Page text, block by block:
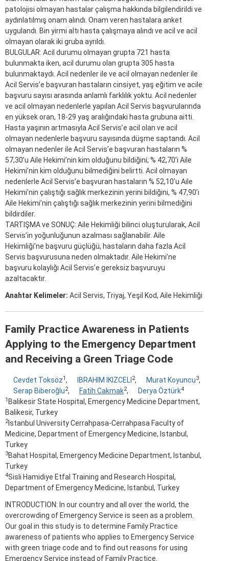
patolojisi olmayan hastalar çalışma hakkında bilgilendirildi ve
aydınlatılmış onam alındı. Onam veren hastalara anket
uygulandı. Bin yirmi altı hasta çalışmaya alındı ve acil ve acil
olmayan olarak iki gruba ayrıldı.
BULGULAR: Acil durumu olmayan grupta 721 hasta
bulunmakta iken, acil durumu olan grupta 305 hasta
bulunmaktaydı. Acil nedenler ile ve acil olmayan nedenler ile
Acil Servis’e başvuran hastaların cinsiyet, yaş eğitim ve acile
başvuru sayısı arasında anlamlı farklılık yoktu. Acil nedenler
ve acil olmayan nedenlerle yapılan Acil Servis başvurularında
en yüksek oran, 18-29 yaş aralığındaki hasta grubuna aitti.
Hasta yaşının artmasıyla Acil Servis’e acil olan ve acil
olmayan nedenlerle başvuru sayısında düşme saptandı. Acil
olmayan nedenler ile Acil Servis’e başvuran hastaların %
57,30’u Aile Hekimi’nin kim olduğunu bildiğini; % 42,70’i Aile
Hekimi’nin kim olduğunu bilmediğini belirtti. Acil olmayan
nedenlerle Acil Servis’e başvuran hastaların % 52,10’u Aile
Hekimi’nin çalıştığı sağlık merkezinin yerini bildiğini, % 47,90’ı
Aile Hekimi’nin çalıştığı sağlık merkezinin yerini bilmediğini
bildirdiler.
TARTIŞMA ve SONUÇ: Aile Hekimliği bilinci oluşturularak, Acil
Servis’in yoğunluğunun azalması sağlanabilir. Aile
Hekimliği’ne başvuru güçlüğü, hastaların daha fazla Acil
Servis başvurusuna neden olmaktadır. Aile Hekimi’ne
başvuru kolaylığı Acil Servis’e gereksiz başvuruyu
azaltacaktır.
Anahtar Kelimeler: Acil Servis, Triyaj, Yeşil Kod, Aile Hekimliği
Family Practice Awareness in Patients
Applying to the Emergency Department
and Receiving a Green Triage Code
Cevdet Toksöz1, IBRAHIM IKIZCELI 2, Murat Koyuncu3,
Serap Biberoğlu2, Fatih Cakmak2, Derya Öztürk4
1 Balikesir State Hospital, Emergency Medicine Department,
Balikesir, Turkey
2Istanbul University Cerrahpasa-Cerrahpasa Faculty of
Medicine, Department of Emergency Medicine, Istanbul,
Turkey
3Bahat Hospital, Emergency Medicine Department, Istanbul,
Turkey
4Sisli Hamidiye Etfal Training and Research Hospital,
Department of Emergency Medicine, Istanbul, Turkey
INTRODUCTION: In our country and all over the world, the
overcrowding of Emergency Service is seen as a problem.
Our goal in this study is to determine Family Practice
awareness of patients who applies to Emergency Service
with green triage code and to find out reasons for using
Emergency Service instead of Family Practice.